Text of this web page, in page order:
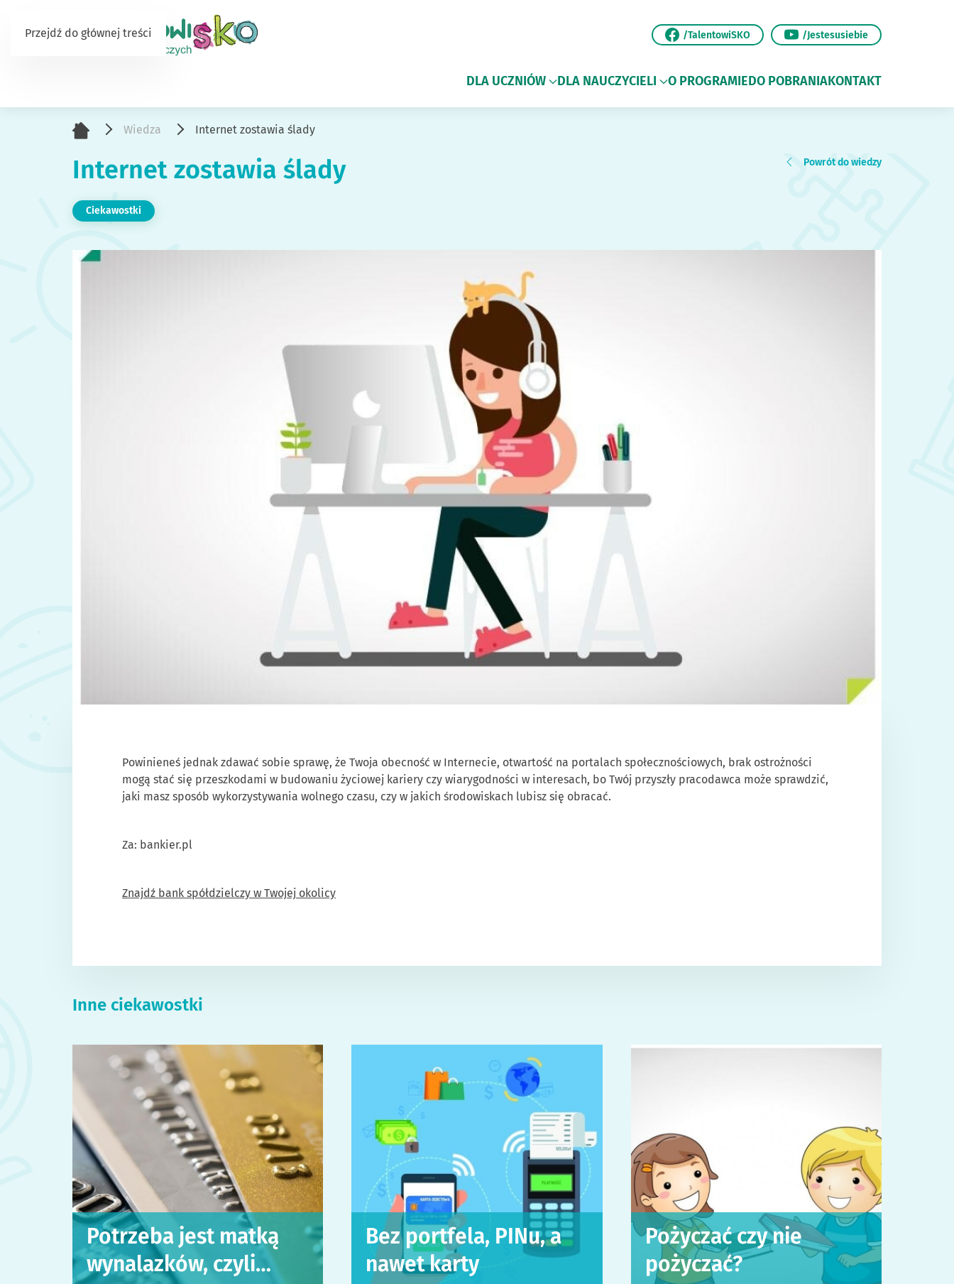
Przejdź do głównej treści /TalentowiSKO /Jestesusiebie
DLA UCZNIÓW DLA NAUCZYCIELI O PROGRAMIEDO POBRANIAKONTAKT
Wiedza Internet zostawia ślady
Internet zostawia ślady
Ciekawostki
Powrót do wiedzy
Powinieneś jednak zdawać sobie sprawę, że Twoja obecność w Internecie, otwartość na portalach społecznościowych, brak ostrożności
mogą stać się przeszkodami w budowaniu życiowej kariery czy wiarygodności w interesach, bo Twój przyszły pracodawca może sprawdzić,
jaki masz sposób wykorzystywania wolnego czasu, czy w jakich środowiskach lubisz się obracać.
Za: bankier.pl
Znajdź bank spółdzielczy w Twojej okolicy
Inne ciekawostki
Potrzeba jest matką
wynalazków, czyli…
Bez portfela, PINu, a
nawet karty
Pożyczać czy nie
pożyczać?